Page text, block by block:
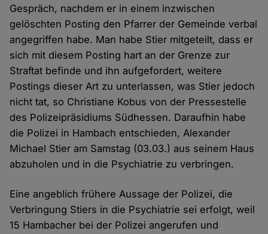
Gespräch, nachdem er in einem inzwischen
gelöschten Posting den Pfarrer der Gemeinde verbal
angegriffen habe. Man habe Stier mitgeteilt, dass er
sich mit diesem Posting hart an der Grenze zur
Straftat befinde und ihn aufgefordert, weitere
Postings dieser Art zu unterlassen, was Stier jedoch
nicht tat, so Christiane Kobus von der Pressestelle
des Polizeipräsidiums Südhessen. Daraufhin habe
die Polizei in Hambach entschieden, Alexander
Michael Stier am Samstag (03.03.) aus seinem Haus
abzuholen und in die Psychiatrie zu verbringen.
Eine angeblich frühere Aussage der Polizei, die
Verbringung Stiers in die Psychiatrie sei erfolgt, weil
15 Hambacher bei der Polizei angerufen und